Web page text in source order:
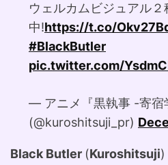
ウェルカムビジュアル
中!https://t.co/
#BlackButler
pic.twitter.com/
— アニメ『黒執事 -寄宿
(@kuroshitsuji_pr)
Black Butler (Kuroshitsuji)